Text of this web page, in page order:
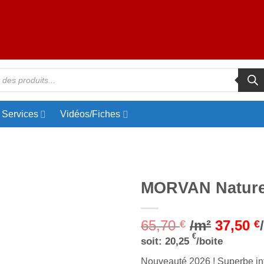
Services Vidéos/Fiches
MORVAN
65,70€ /m² 37,50€
soit: 20,25 €/boite
Nouveauté 2026 ! Superbe